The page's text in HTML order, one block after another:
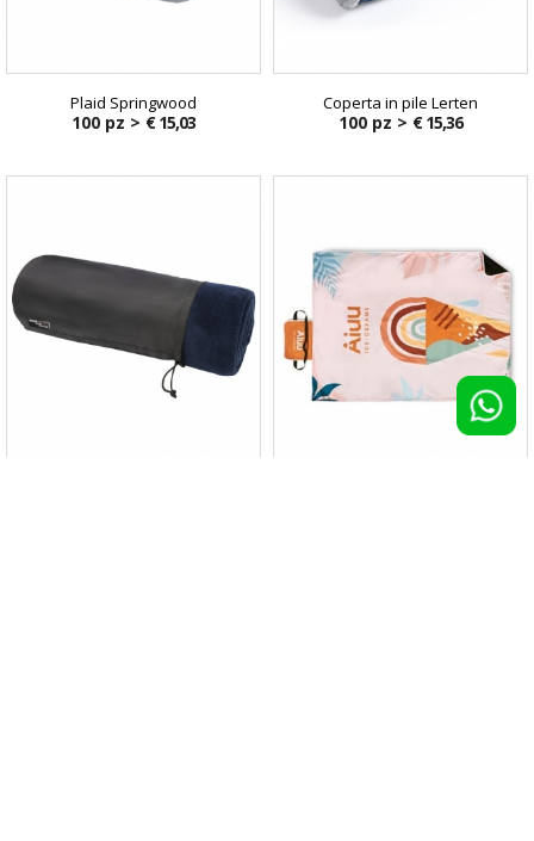
Plaid Springwood
100 pz > € 15,03
Coperta in pile Lerten
100 pz > € 15,36